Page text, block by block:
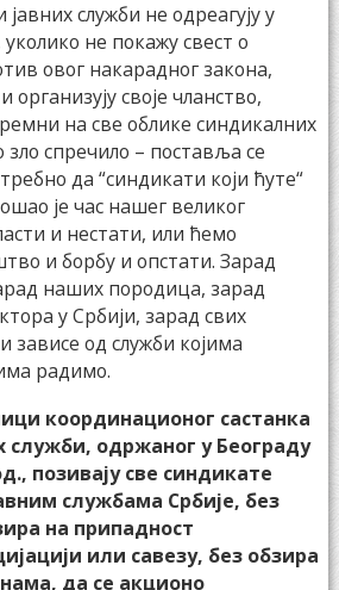
служби не одреагују у
не покажу свест о
овог накарадног закона,
организују своје чланство,
на све облике синдикалних
зло спречило – поставља се
да “синдикати који ћуте“
је час нашег великог
и нестати, или ћемо
и борбу и опстати. Зарад
наших породица, зарад
у Србији, зарад свих
зависе од служби којима
радимо.
координационог састанка
служби, одржаног у Београду
позивају све синдикате
службама Србије, без
на припадност
или савезу, без обзира
да се акционо